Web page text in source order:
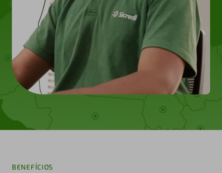
BENEFÍCIOS